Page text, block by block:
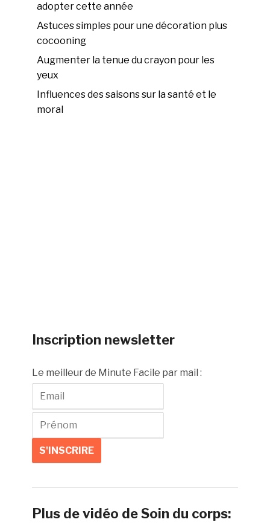
adopter cette année
Astuces simples pour une décoration plus
cocooning
Augmenter la tenue du crayon pour les
yeux
Influences des saisons sur la santé et le
moral
Inscription newsletter
Le meilleur de Minute Facile par mail :
Plus de vidéo de Soin du corps: